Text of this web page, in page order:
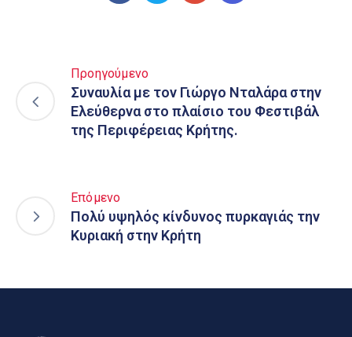
Προηγούμενο
Συναυλία με τον Γιώργο Νταλάρα στην
Ελεύθερνα στο πλαίσιο του Φεστιβάλ
της Περιφέρειας Κρήτης.
Επόμενο
Πολύ υψηλός κίνδυνος πυρκαγιάς την
Κυριακή στην Κρήτη